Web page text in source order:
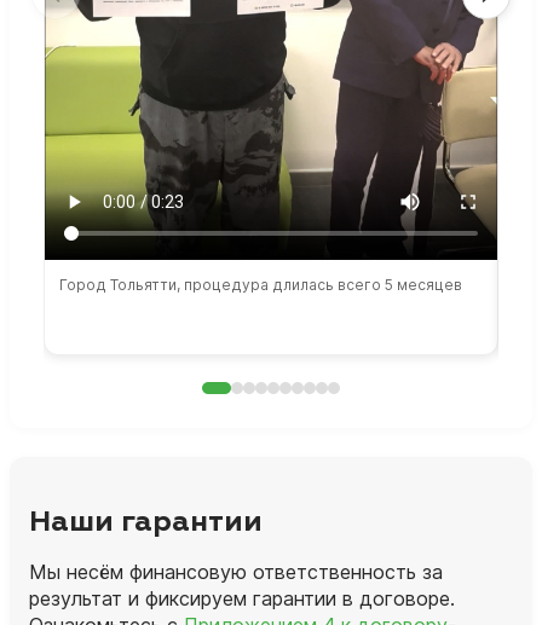
Город Тольятти, процедура длилась всего 5 месяцев
Наши гарантии
Мы несём финансовую ответственность за
результат и фиксируем гарантии в договоре.